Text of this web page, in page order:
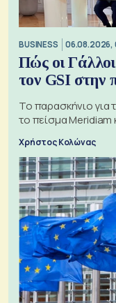
BUSINESS 06.08.2026,
Πώς οι
τον GSI στην
Το παρασκήνιο για
το πείσμα
Χρήστος Κολώνας